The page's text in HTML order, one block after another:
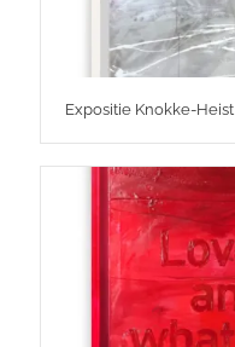
Expositie Knokke-Heist